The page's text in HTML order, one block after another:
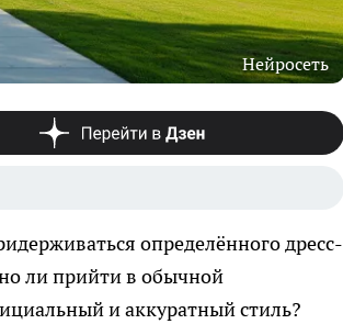
Нейросеть
определённого дресс-
ли прийти в обычной
и аккуратный стиль?